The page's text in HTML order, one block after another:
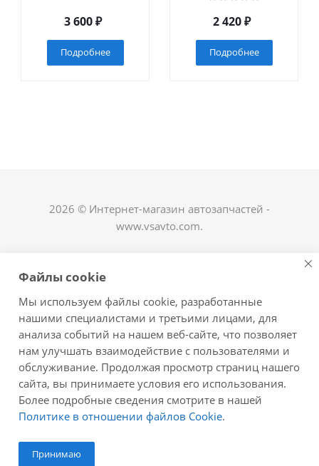
3 600₽
Подробнее
2 420₽
Подробнее
2026 © Интернет-магазин автозапчастей -
www.vsavto.com.
+7 (8482) 622-122 avtovs@yandex.ru
г. Тольятти, ул. Офицерская 14, ГСК "Пламя", 4
этаж, офис 476
Оставайтесь на связи
Файлы cookie
Мы используем файлы cookie, разработанные
нашими специалистами и третьими лицами, для
анализа событий на нашем веб-сайте, что позволяет
нам улучшать взаимодействие с пользователями и
обслуживание. Продолжая просмотр страниц нашего
сайта, вы принимаете условия его использования.
Более подробные сведения смотрите в нашей
Политике в отношении файлов Cookie.
Принимаю